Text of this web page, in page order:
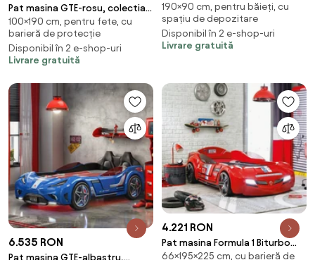
Pat masina GTE-rosu, colectia
Champion Racer 100x190 cm
100×190 cm, pentru fete, cu
barieră de protecție
Disponibil în 2 e-shop-uri
Livrare gratuită
Cup Red (190x90 cm) cu pat
suplimentar (90x180 cm)
190×90 cm, pentru băieți, cu
spațiu de depozitare
Disponibil în 2 e-shop-uri
Livrare gratuită
6.535 RON
Pat masina GTE-albastru,
4.221 RON
Pat masina Formula 1 Biturbo
Red pentru copii, Faruri LED si
66×195×225 cm, cu barieră de